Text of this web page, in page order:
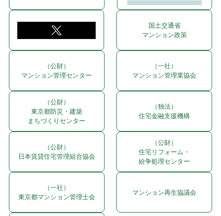
国土交通省
マンション政策
（公財）
マンション管理センター
（一社）
マンション管理業協会
（公財）
東京都防災・建築
まちづくりセンター
（独法）
住宅金融支援機構
（公財）
日本賃貸住宅管理組合協会
（公財）
住宅リフォーム・
紛争処理センター
（一社）
東京都マンション管理士会
マンション再生協議会